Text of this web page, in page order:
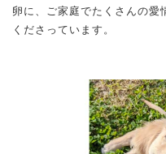
卵に、ご家庭でたくさんの愛
くださっています。